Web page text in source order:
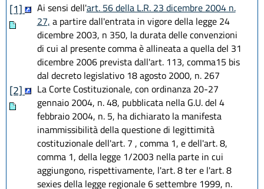
[1]
Ai sensi dell'art. 56 della L.R. 23 dicembre 2004 n.
27, a partire dall'entrata in vigore della legge 24
dicembre 2003, n 350, la durata delle convenzioni
di cui al presente comma è allineata a quella del 31
dicembre 2006 prevista dall'art. 113, comma15 bis
dal decreto legislativo 18 agosto 2000, n. 267
[2]
La Corte Costituzionale, con ordinanza 20-27
gennaio 2004, n. 48, pubblicata nella G.U. del 4
febbraio 2004, n. 5, ha dichiarato la manifesta
inammissibilità della questione di legittimità
costituzionale dell'art. 7 , comma 1, e dell'art. 8,
comma 1, della legge 1/2003 nella parte in cui
aggiungono, rispettivamente, l'art. 8 ter e l'art. 8
sexies della legge regionale 6 settembre 1999, n.